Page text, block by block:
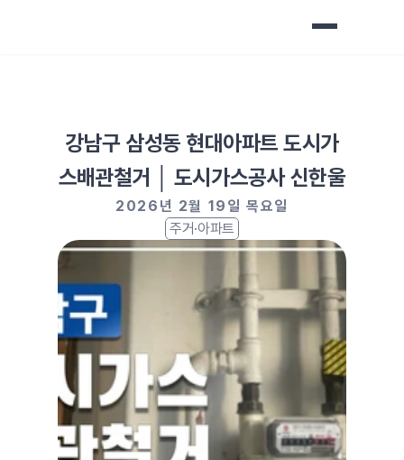
강남구 삼성동 현대아파트 도시가
스배관철거 │ 도시가스공사 신한울
2026년 2월 19일 목요일
주거·아파트